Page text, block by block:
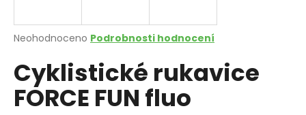
Průměrné
produktu
je
0,0
Neohodnoceno Podrobnosti hodnocení
Cyklistické rukavice
FORCE FUN fluo
j
t
?